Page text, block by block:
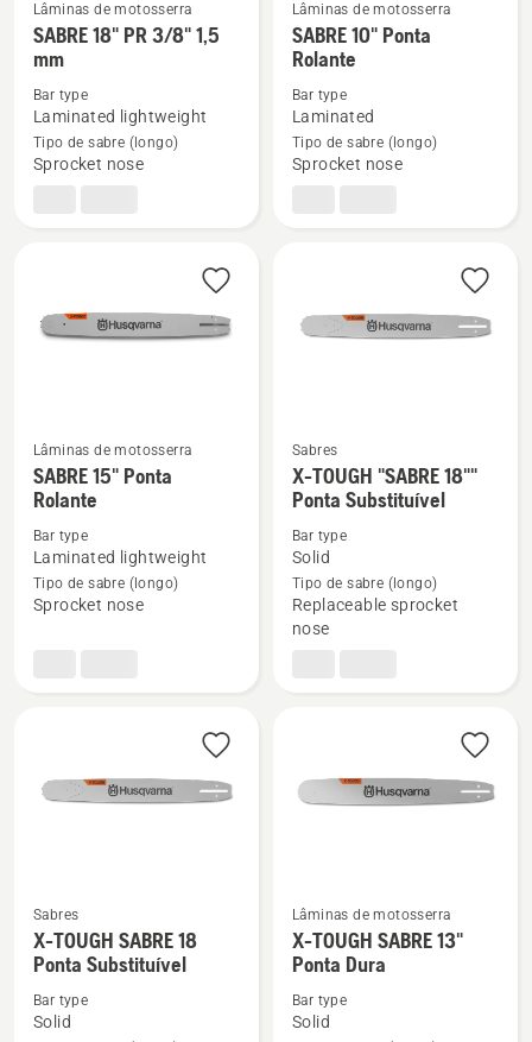
See
more
details
about
SABRE
18"
Lâminas de motosserra
SABRE 18" PR 3/8" 1,5
mm
Bar type
Laminated lightweight
Tipo de sabre (longo)
Sprocket nose
See
more
details
about
SABRE
10"
Lâminas de motosserra
SABRE 10" Ponta
Rolante
Bar type
Laminated
Tipo de sabre (longo)
Sprocket nose
See
more
details
about
SABRE
Lâminas de motosserra
SABRE 15" Ponta
Rolante
Bar type
Laminated lightweight
Tipo de sabre (longo)
Sprocket nose
See
more
details
about
TOUGH
Sabres
X-TOUGH "SABRE 18""
Ponta Substituível
Bar type
Solid
Tipo de sabre (longo)
Replaceable sprocket
nose
See
more
details
about
Sabres
X-TOUGH SABRE 18
Ponta Substituível
Bar type
Solid
See
more
details
about
Lâminas de motosserra
X-TOUGH SABRE 13"
Ponta Dura
Bar type
Solid